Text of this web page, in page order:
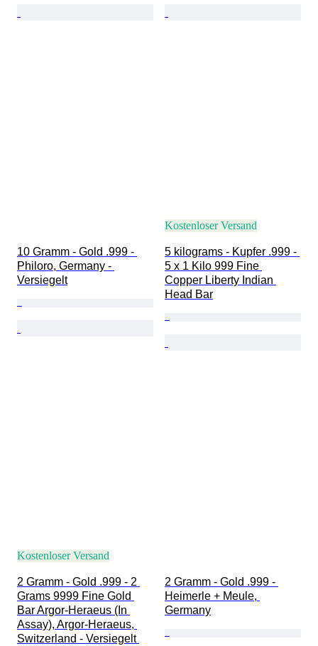
10 Gramm - Gold .999 -
Philoro, Germany -
Versiegelt
Kostenloser Versand
5 kilograms - Kupfer .999 -
5 x 1 Kilo 999 Fine
Copper Liberty Indian
Head Bar
Kostenloser Versand
2 Gramm - Gold .999 - 2
Grams 9999 Fine Gold
Bar Argor-Heraeus (In
Assay), Argor-Heraeus,
Switzerland - Versiegelt
2 Gramm - Gold .999 -
Heimerle + Meule,
Germany